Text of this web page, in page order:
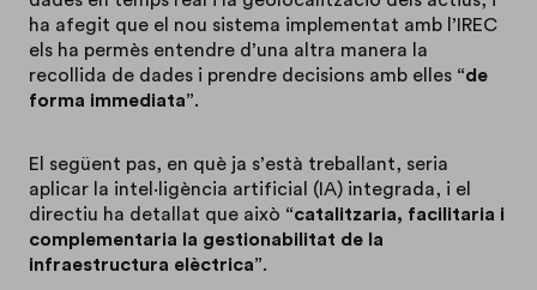
ha afegit que el nou sistema implementat amb l’IREC
els ha permès entendre d’una altra manera la
recollida de dades i prendre decisions amb elles “de
forma immediata”.
El següent pas, en què ja s’està treballant, seria
aplicar la intel·ligència artificial (IA) integrada, i el
directiu ha detallat que això “catalitzaria, facilitaria i
complementaria la gestionabilitat de la
infraestructura elèctrica”.